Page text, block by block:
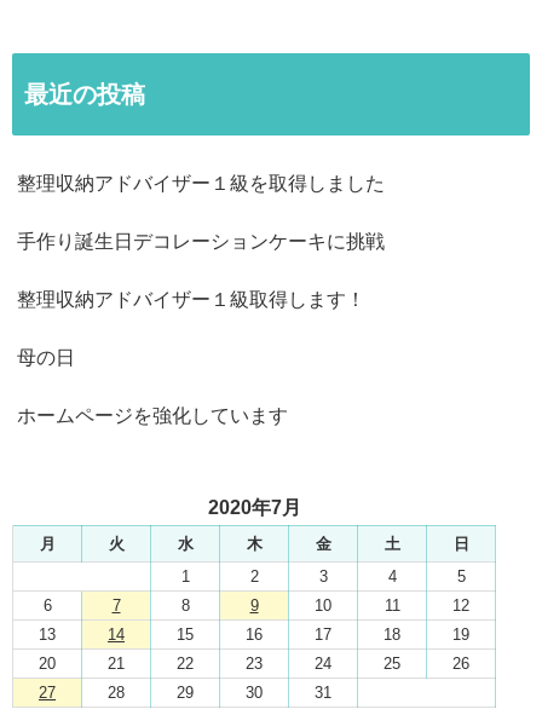
最近の投稿
整理収納アドバイザー１級を取得しました
手作り誕生日デコレーションケーキに挑戦
整理収納アドバイザー１級取得します！
母の日
ホームページを強化しています
2020年7月
月 火 水 木 金 土
日
1
2 3 4
5
6
7 8 9 10 11
12
13
14 15 16 17 18
19
20
21 22 23 24 25
26
27
28 29 30 31